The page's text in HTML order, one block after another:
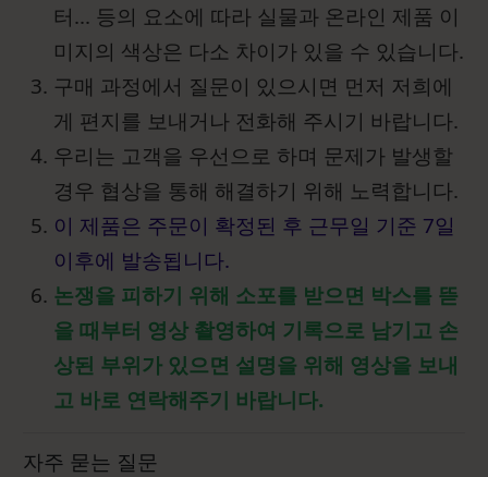
터... 등의 요소에 따라 실물과 온라인 제품 이
미지의 색상은 다소 차이가 있을 수 있습니다.
구매 과정에서 질문이 있으시면 먼저 저희에
게 편지를 보내거나 전화해 주시기 바랍니다.
우리는 고객을 우선으로 하며 문제가 발생할
경우 협상을 통해 해결하기 위해 노력합니다.
이 제품은 주문이 확정된 후 근무일 기준 7일
이후에 발송됩니다.
논쟁을 피하기 위해 소포를 받으면 박스를 뜯
을 때부터 영상 촬영하여 기록으로 남기고 손
상된 부위가 있으면 설명을 위해 영상을 보내
고 바로 연락해주기 바랍니다.
자주 묻는 질문